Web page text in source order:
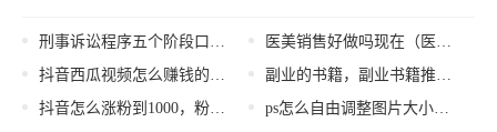
刑事诉讼程序五个阶段口诀，刑事诉讼程序五个阶段_批捕？
抖音西瓜视频怎么赚钱的呢，抖音西瓜视频怎么赚钱的呢是真的吗？
抖音怎么涨粉到1000，粉丝增加方法？
医美销售好做吗现在（医美销售好做吗男生）
副业的书籍，副业书籍推荐？
ps怎么自由调整图片大小不变形（ps怎么自由调整图片大小kb）